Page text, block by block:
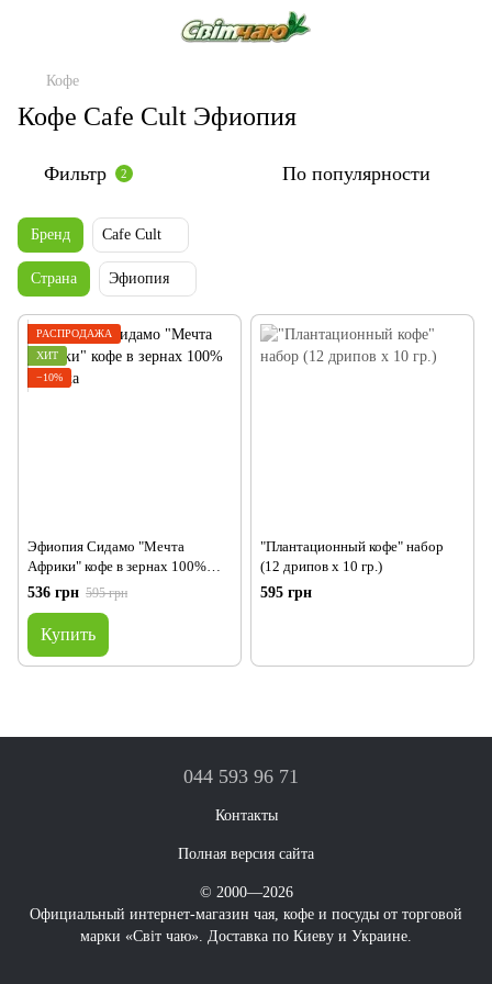
Кофе
Кофе Cafe Cult Эфиопия
Фильтр 2 По популярности
Бренд Cafe Cult
Страна Эфиопия
РАСПРОДАЖА
ХИТ
−10%
Эфиопия Сидамо "Мечта
Африки" кофе в зернах 100%
арабика
536 грн 595 грн
Купить
"Плантационный кофе" набор
(12 дрипов х 10 гр.)
595 грн
044 593 96 71
Контакты
Полная версия сайта
© 2000—2026
Официальный интернет-магазин чая, кофе и посуды от торговой
марки «Світ чаю». Доставка по Киеву и Украине.